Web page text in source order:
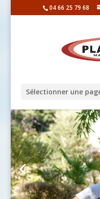
04 66 25 79 68
Sélectionner une
Toute
au
en